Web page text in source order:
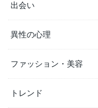
出会い
異性の心理
ファッション・美容
トレンド